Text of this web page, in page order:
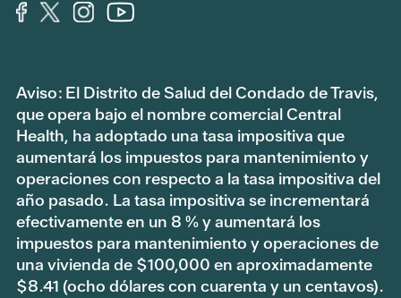
Aviso: El Distrito de Salud del Condado de Travis,
que opera bajo el nombre comercial Central
Health, ha adoptado una tasa impositiva que
aumentará los impuestos para mantenimiento y
operaciones con respecto a la tasa impositiva del
año pasado. La tasa impositiva se incrementará
efectivamente en un 8 % y aumentará los
impuestos para mantenimiento y operaciones de
una vivienda de $100,000 en aproximadamente
$8.41 (ocho dólares con cuarenta y un centavos).